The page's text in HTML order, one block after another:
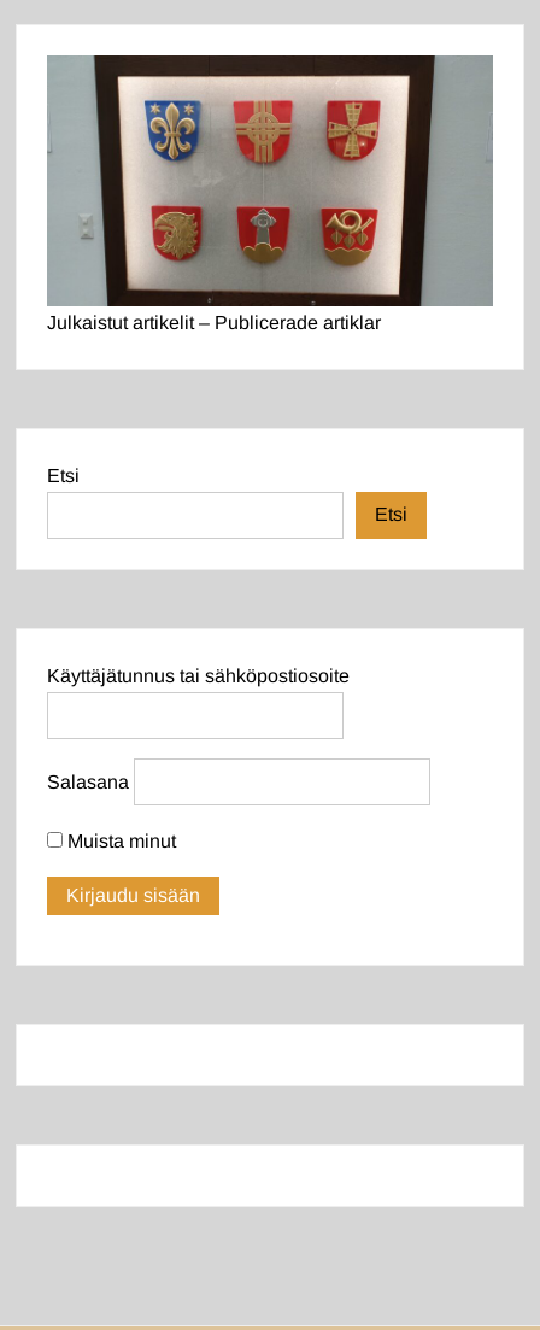
Julkaistut artikelit – Publicerade artiklar
Etsi
Etsi
Käyttäjätunnus tai sähköpostiosoite
Salasana
Muista minut